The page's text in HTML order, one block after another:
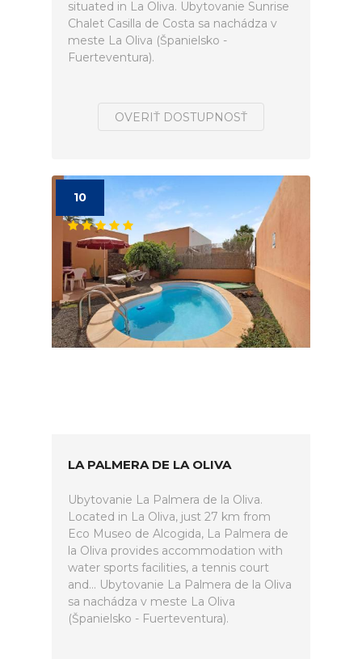
situated in La Oliva. Ubytovanie Sunrise
Chalet Casilla de Costa sa nachádza v
meste La Oliva (Španielsko -
Fuerteventura).
OVERIŤ DOSTUPNOSŤ
10
LA PALMERA DE LA OLIVA
Ubytovanie La Palmera de la Oliva.
Located in La Oliva, just 27 km from
Eco Museo de Alcogida, La Palmera de
la Oliva provides accommodation with
water sports facilities, a tennis court
and... Ubytovanie La Palmera de la Oliva
sa nachádza v meste La Oliva
(Španielsko - Fuerteventura).